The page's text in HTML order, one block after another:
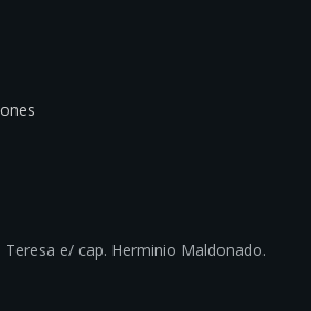
Teresa e/ cap. Herminio Maldonado.